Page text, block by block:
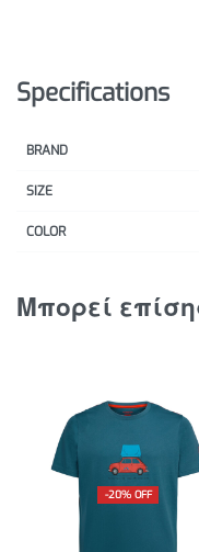
Specifications
BRAND
SIZE
COLOR
Μπορεί
-20% OFF